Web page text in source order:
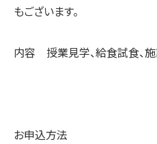
もございます。
内容 授業見学、給食試食、
お申込方法